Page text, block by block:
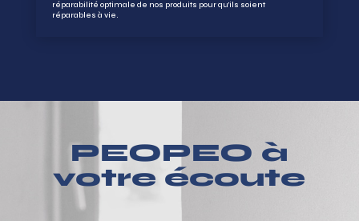
réparabilité optimale de nos produits pour qu’ils soient
réparables à vie.
PEOPEO à
votre écoute